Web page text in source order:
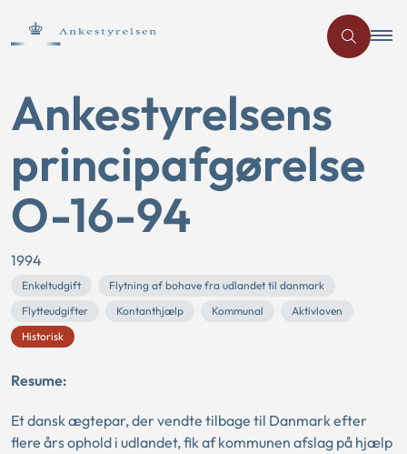
Ankestyrelsens
principafgørelse
O-16-94
1994
Enkeltudgift
Flytning af bohave fra udlandet til danmark
Flytteudgifter
Kontanthjælp Kommunal
Aktivloven
Historisk
Resume:
Et dansk ægtepar, der vendte tilbage til Danmark efter
flere års ophold i udlandet, fik af kommunen afslag på hjælp